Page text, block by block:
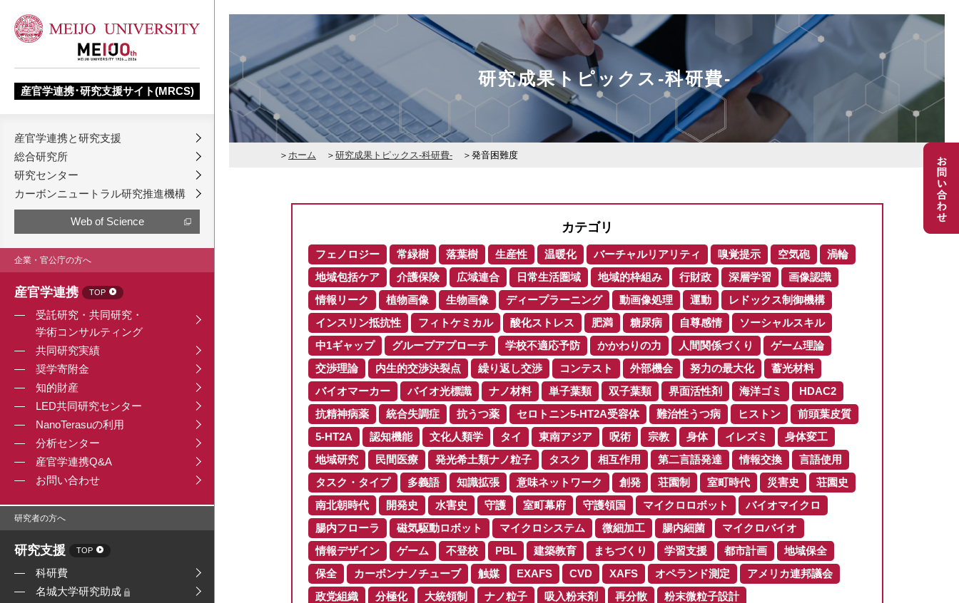
産官学連携･研究支援サイト(MRCS)
産官学連携と研究支援
総合研究所
研究センター
カーボンニュートラル研究推進機構
Web of Science
企業・官公庁の方へ
産官学連携 TOP
受託研究・共同研究・
学術コンサルティング
共同研究実績
奨学寄附金
知的財産
LED共同研究センター
NanoTerasuの利用
分析センター
産官学連携Q&A
お問い合わせ
研究者の方へ
研究支援 TOP
科研費
名城大学研究助成
研究成果トピックス-科研費-
ホーム 研究成果トピックス-科研費- 発音困難度
カテゴリ
フェノロジー 常緑樹 落葉樹 生産性 温暖化 バーチャルリアリティ 嗅覚提示 空気砲
渦輪
地域包括ケア
介護保険 広域連合 日常生活圏域 地域的枠組み 行財政 深層学習
画像認識
情報リーク
植物画像 生物画像 ディープラーニング 動画像処理 運動
レドックス制御機構
インスリン抵抗性
フィトケミカル 酸化ストレス 肥満 糖尿病 自尊感情
ソーシャルスキル
中1ギャップ
グループアプローチ 学校不適応予防 かかわりの力 人間関係づくり
ゲーム理論
交渉理論
内生的交渉決裂点 繰り返し交渉 コンテスト 外部機会 努力の最大化
蓄光材料
バイオマーカー
バイオ光標識 ナノ材料 単子葉類 双子葉類 界面活性剤 海洋ゴミ
HDAC2
抗精神病薬
統合失調症 抗うつ薬 セロトニン5-HT2A受容体 難治性うつ病 ヒストン
前頭葉皮質
5-HT2A
認知機能 文化人類学 タイ 東南アジア 呪術 宗教 身体 イレズミ
身体変工
地域研究
民間医療 発光希土類ナノ粒子 タスク 相互作用 第二言語発達 情報交換
言語使用
タスク・タイプ
多義語 知識拡張 意味ネットワーク 創発 荘園制 室町時代 災害史
荘園史
南北朝時代
開発史 水害史 守護 室町幕府 守護領国 マイクロロボット
バイオマイクロ
腸内フローラ
磁気駆動ロボット マイクロシステム 微細加工 腸内細菌
マイクロバイオ
情報デザイン
ゲーム 不登校 PBL 建築教育 まちづくり 学習支援 都市計画
地域保全
保全
カーボンナノチューブ 触媒 EXAFS CVD XAFS オペランド測定
アメリカ連邦議会
政党組織
分極化 大統領制 ナノ粒子 吸入粉末剤 再分散
粉末微粒子設計